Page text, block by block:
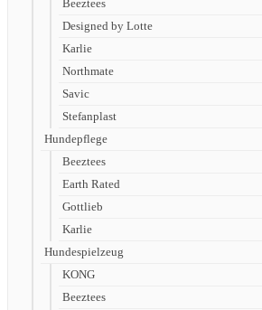
Beeztees
Designed by Lotte
Karlie
Northmate
Savic
Stefanplast
Hundepflege
Beeztees
Earth Rated
Gottlieb
Karlie
Hundespielzeug
KONG
Beeztees